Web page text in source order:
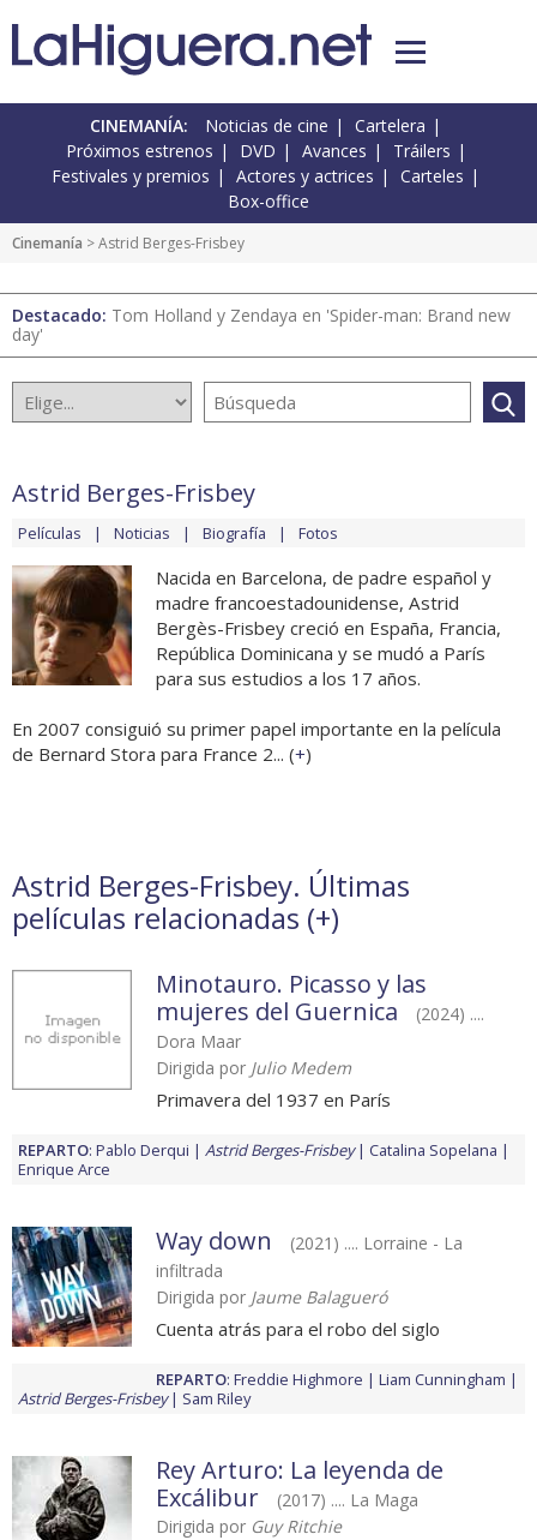
CINEMANÍA: Noticias de cine
Cartelera
Próximos estrenos
DVD Avances
Tráilers
Festivales y premios
Actores y actrices
Carteles
Box-office
Cinemanía > Astrid Berges-Frisbey
Destacado: Tom Holland y Zendaya en 'Spider-man: Brand new
day'
Astrid Berges-Frisbey
Películas Noticias Biografía Fotos
Nacida en Barcelona, de padre español y
madre francoestadounidense, Astrid
Bergès-Frisbey creció en España, Francia,
República Dominicana y se mudó a París
para sus estudios a los 17 años.
En 2007 consiguió su primer papel importante en la película
de Bernard Stora para France 2... (+)
Astrid Berges-Frisbey. Últimas
películas relacionadas (+)
Minotauro. Picasso y las
mujeres del Guernica
(2024) ....
Dora Maar
Dirigida por Julio Medem
Primavera del 1937 en París
REPARTO: Pablo Derqui Astrid Berges-Frisbey
Catalina Sopelana
Enrique Arce
Way down
(2021) .... Lorraine - La
infiltrada
Dirigida por Jaume Balagueró
Cuenta atrás para el robo del siglo
REPARTO: Freddie Highmore
Liam Cunningham
Astrid Berges-Frisbey
Sam Riley
Rey Arturo: La leyenda de
Excálibur
(2017) .... La Maga
Dirigida por Guy Ritchie